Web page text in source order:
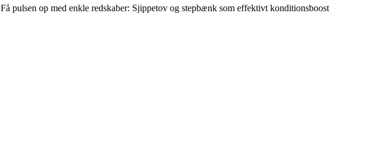
Få pulsen op med enkle redskaber: Sjippetov og stepbænk som effektivt konditionsboost